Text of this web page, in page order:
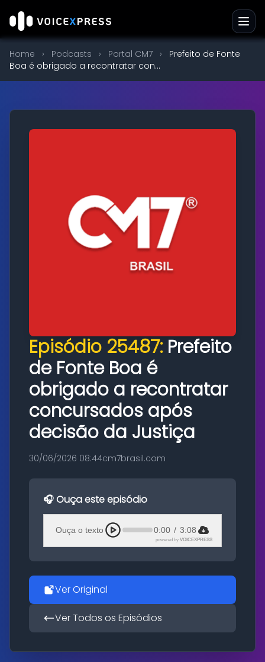
Home › Podcasts › Portal CM7 ›
Prefeito de Fonte
Boa é obrigado a recontratar con...
Episódio 25487: Prefeito
de Fonte Boa é
obrigado a recontratar
concursados após
decisão da Justiça
30/06/2026 08:44cm7brasil.com
🎧 Ouça este episódio
Ouça o texto 0:00 / 3:08
powered by VOICEXPRESS
Ver Original
Ver Todos os Episódios